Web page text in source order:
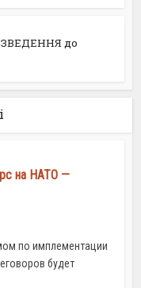
ЗВЕДЕННЯ до
на НАТО —
по имплементации
будет